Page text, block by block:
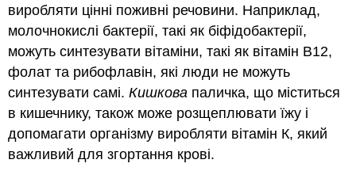
виробляти цінні поживні речовини. Наприклад,
молочнокислі бактерії, такі як біфідобактерії,
можуть синтезувати вітаміни, такі як вітамін В12,
фолат та рибофлавін, які люди не можуть
синтезувати самі.Кишкова паличка, що міститься
в кишечнику, також може розщеплювати їжу і
допомагати організму виробляти вітамін К, який
важливий для згортання крові.